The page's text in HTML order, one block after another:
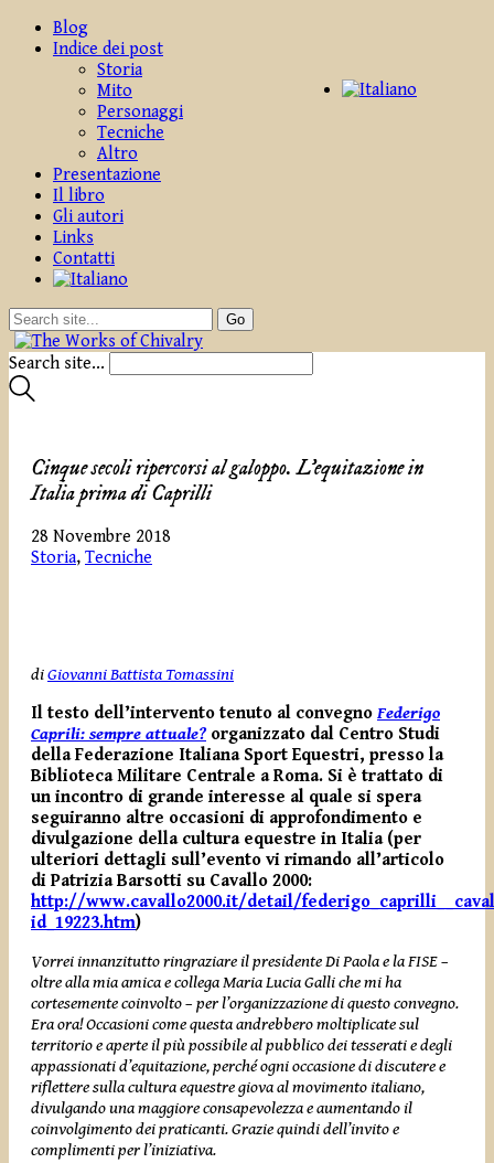
Blog
Indice dei post
Storia
Mito
Personaggi
Tecniche
Altro
Presentazione
Il libro
Gli autori
Links
Contatti
Search site...
Cinque secoli ripercorsi al galoppo. L’equitazione in
Italia prima di Caprilli
28 Novembre 2018
Storia, Tecniche
diGiovanni Battista Tomassini
Il testo dell’intervento tenuto al convegno Federigo
Caprili: sempre attuale?organizzato dal Centro Studi
della Federazione Italiana Sport Equestri, presso la
Biblioteca Militare Centrale a Roma. Si è trattato di
un incontro di grande interesse al quale si spera
seguiranno altre occasioni di approfondimento e
divulgazione della cultura equestre in Italia (per
ulteriori dettagli sull’evento vi rimando all’articolo
di Patrizia Barsotti su Cavallo 2000:
http://www.cavallo2000.it/detail/
id_19223.htm)
Vorrei innanzitutto ringraziare il presidente Di Paola e la FISE –
oltre alla mia amica e collega Maria Lucia Galli che mi ha
cortesemente coinvolto – per l’organizzazione di questo convegno.
Era ora! Occasioni come questa andrebbero moltiplicate sul
territorio e aperte il più possibile al pubblico dei tesserati e degli
appassionati d’equitazione, perché ogni occasione di discutere e
riflettere sulla cultura equestre giova al movimento italiano,
divulgando una maggiore consapevolezza e aumentando il
coinvolgimento dei praticanti. Grazie quindi dell’invito e
complimenti per l’iniziativa.